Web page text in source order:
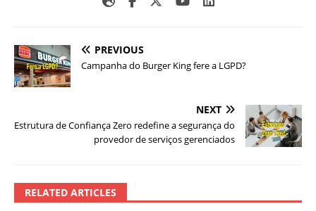
PREVIOUS
Campanha do Burger King fere a LGPD?
NEXT
Estrutura de Confiança Zero redefine a segurança do
provedor de serviços gerenciados
RELATED ARTICLES